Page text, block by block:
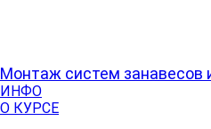
Монтаж систем занавесов
ИНФО
О КУРСЕ